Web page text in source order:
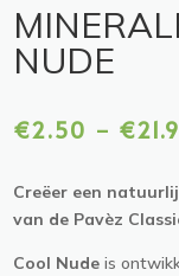
NUDE
€2.50 - €
Creëer een
van de Pavèz
Cool Nudeis